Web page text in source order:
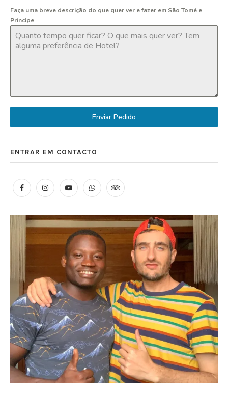
Faça uma breve descrição do que quer ver e fazer em São Tomé e
Príncipe
Enviar Pedido
ENTRAR EM CONTACTO